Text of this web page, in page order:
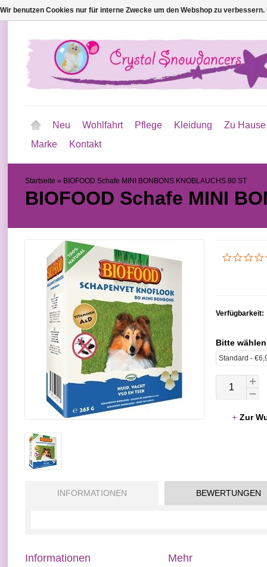
Neu Wohlfahrt Pflege Kleidung
Zu Hause
Marke
Kontakt
Startseite » BIOFOOD Schafe MINI BONBONS KNOBLAUCHS 80 ST
BIOFOOD Schafe MINI
Verfügbarkeit:
Bitte
Zur
INFORMATIONEN BEWERTUNGEN
Informationen Mehr
Wir benutzen Cookies nur für interne Zwecke um den Webshop zu